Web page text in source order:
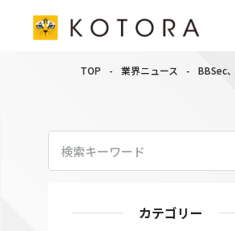
TOP - 業界ニュース - BBSec
カテゴリー